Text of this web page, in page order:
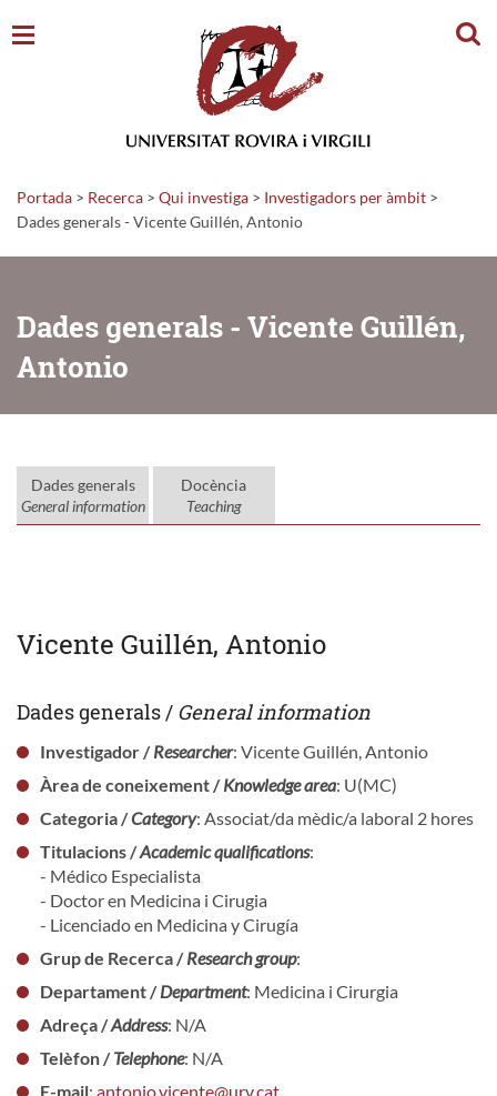
Portada > Recerca > Qui investiga > Investigadors per àmbit >
Dades generals - Vicente Guillén, Antonio
Dades generals - Vicente Guillén,
Antonio
Dades generals
General information
Docència
Teaching
Vicente Guillén, Antonio
Dades generals / General information
Investigador /Researcher: Vicente Guillén, Antonio
Àrea de coneixement /Knowledge area: U(MC)
Categoria /Category: Associat/da mèdic/a laboral 2 hores
Titulacions /Academic qualifications:
- Médico Especialista
- Doctor en Medicina i Cirugia
- Licenciado en Medicina y Cirugía
Grup de Recerca /Research group:
Departament /Department: Medicina i Cirurgia
Adreça /Address: N/A
Telèfon /Telephone: N/A
E-mail: antonio.vicente@urv.cat